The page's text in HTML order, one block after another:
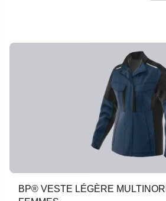
BP® VESTE LÉGÈRE